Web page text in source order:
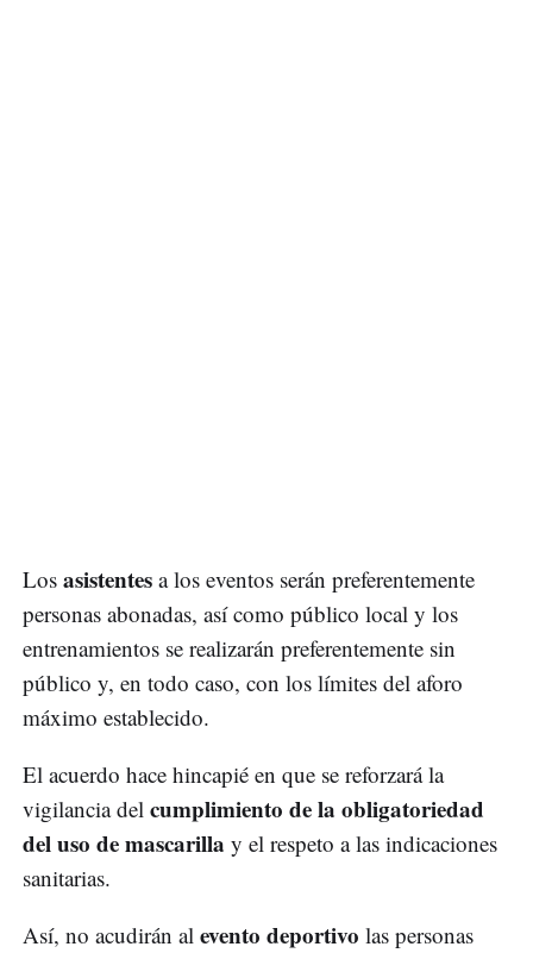
Los asistentes a los eventos serán preferentemente
personas abonadas, así como público local y los
entrenamientos se realizarán preferentemente sin
público y, en todo caso, con los límites del aforo
máximo establecido.
El acuerdo hace hincapié en que se reforzará la
vigilancia del cumplimiento de la obligatoriedad
del uso de mascarilla y el respeto a las indicaciones
sanitarias.
Así, no acudirán al evento deportivo las personas